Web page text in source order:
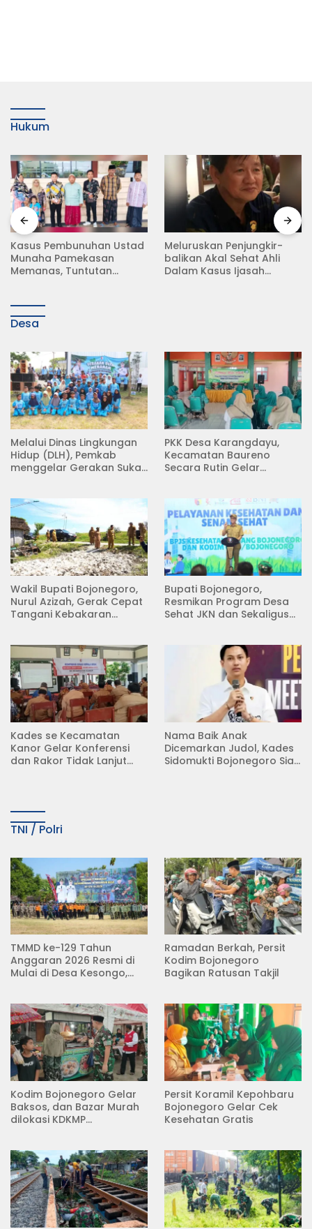
Hukum
Meluruskan Penjungkir-
balikan Akal Sehat Ahli
Dalam Kasus Ijasah
Rampas Motor Tanpa
Surat Resmi, Modus Baru
Debt Collector di Jalan
Desa
Melalui Dinas Lingkungan
Hidup (DLH), Pemkab
menggelar Gerakan Suka
PKK Desa Karangdayu,
Kecamatan Baureno
Secara Rutin Gelar
Wakil Bupati Bojonegoro,
Nurul Azizah, Gerak Cepat
Tangani Kebakaran
Bupati Bojonegoro,
Resmikan Program Desa
Sehat JKN dan Sekaligus
Kades se Kecamatan
Kanor Gelar Konferensi
dan Rakor Tidak Lanjut
Nama Baik Anak
Dicemarkan Judol, Kades
Sidomukti Bojonegoro Siap
TNI / Polri
TMMD ke-129 Tahun
Anggaran 2026 Resmi di
Mulai di Desa Kesongo,
Ramadan Berkah, Persit
Kodim Bojonegoro
Bagikan Ratusan Takjil
Kodim Bojonegoro Gelar
Baksos, dan Bazar Murah
dilokasi KDKMP
Persit Koramil Kepohbaru
Bojonegoro Gelar Cek
Kesehatan Gratis